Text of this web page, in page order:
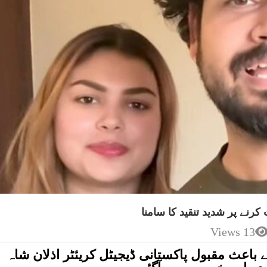
پر شدید تنقید کا سامنا
13 Views
مقبول پاکستانی ڈیجیٹل کریئٹر اذلان شاہ